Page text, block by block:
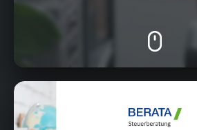
Ernst-Reuther-Str. 119, 95030 Hof